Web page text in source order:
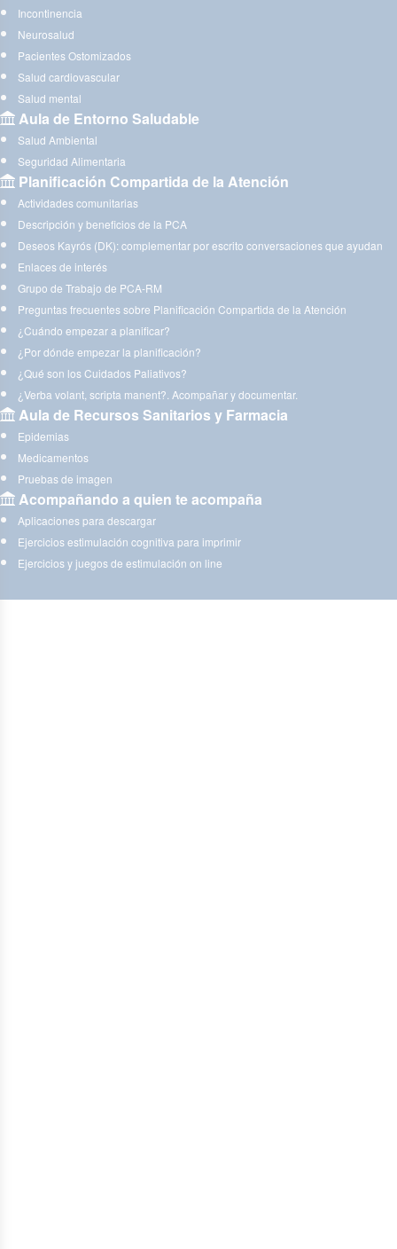
Incontinencia
Neurosalud
Pacientes Ostomizados
Salud cardiovascular
Salud mental
Aula de Entorno Saludable
Salud Ambiental
Seguridad Alimentaria
Planificación Compartida de la Atención
Actividades comunitarias
Descripción y beneficios de la PCA
Deseos Kayrós (DK): complementar por escrito conversaciones que ayudan
Enlaces de interés
Grupo de Trabajo de PCA-RM
Preguntas frecuentes sobre Planificación Compartida de la Atención
¿Cuándo empezar a planificar?
¿Por dónde empezar la planificación?
¿Qué son los Cuidados Paliativos?
¿Verba volant, scripta manent?. Acompañar y documentar.
Aula de Recursos Sanitarios y Farmacia
Epidemias
Medicamentos
Pruebas de imagen
Acompañando a quien te acompaña
Aplicaciones para descargar
Ejercicios estimulación cognitiva para imprimir
Ejercicios y juegos de estimulación on line